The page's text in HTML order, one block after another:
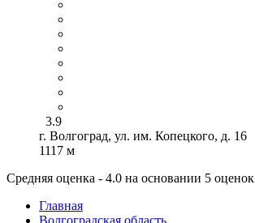
3.9
г. Волгоград, ул. им. Копецкого, д. 16
1117 м
Средняя оценка - 4.0 на основании 5 оценок
Главная
Волгоградская область